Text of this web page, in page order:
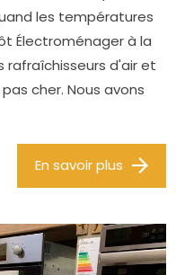
les températures
Électroménager à la
rafraîchisseurs d'air et
cher. Nous avons
En savoir plus